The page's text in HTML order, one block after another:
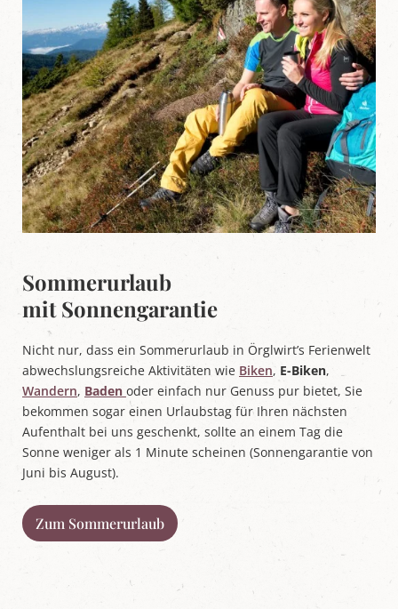
Sommerurlaub
mit Sonnengarantie
Nicht nur, dass ein Sommerurlaub in Örglwirt’s Ferienwelt
abwechslungsreiche Aktivitäten wie Biken, E-Biken,
Wandern, Baden oder einfach nur Genuss pur bietet, Sie
bekommen sogar einen Urlaubstag für Ihren nächsten
Aufenthalt bei uns geschenkt, sollte an einem Tag die
Sonne weniger als 1 Minute scheinen (Sonnengarantie von
Juni bis August).
Zum Sommerurlaub